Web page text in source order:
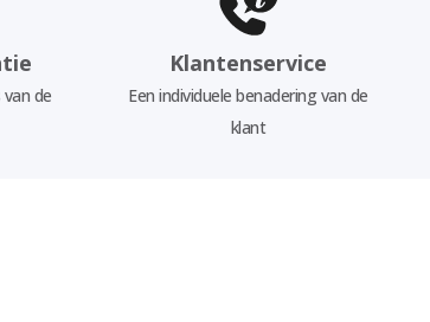
de
Klantenservice
Een individuele benadering van de
klant